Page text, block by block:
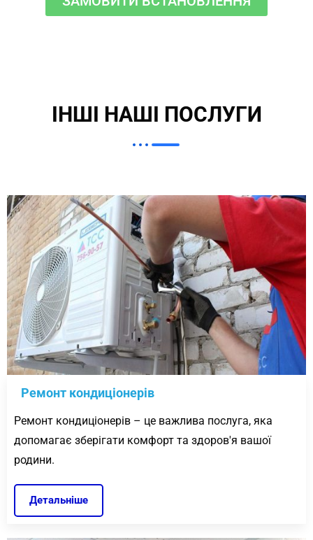
ІНШІ НАШІ ПОСЛУГИ
Ремонт кондиціонерів
Ремонт кондиціонерів – це важлива послуга, яка
допомагає зберігати комфорт та здоров'я вашої
родини.
Детальніше